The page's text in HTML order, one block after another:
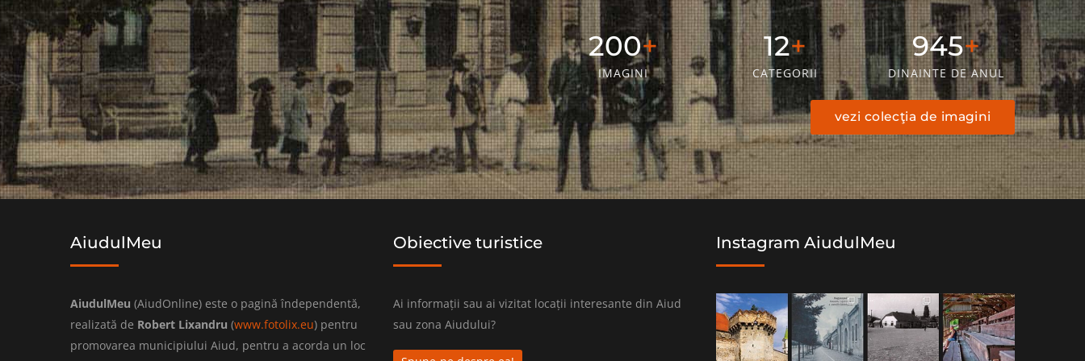
328
IMAGINI
20
CATEGORII
1550
DINAINTE DE ANUL
vezi colecţia de imagini
AiudulMeu
AiudulMeu (AiudOnline) este o pagină îndependentă,
realizată de Robert Lixandru (www.fotolix.eu) pentru
promovarea municipiului Aiud, pentru a acorda un loc
Obiective turistice
Ai informații sau ai vizitat locații interesante din Aiud
sau zona Aiudului?
Instagram AiudulMeu